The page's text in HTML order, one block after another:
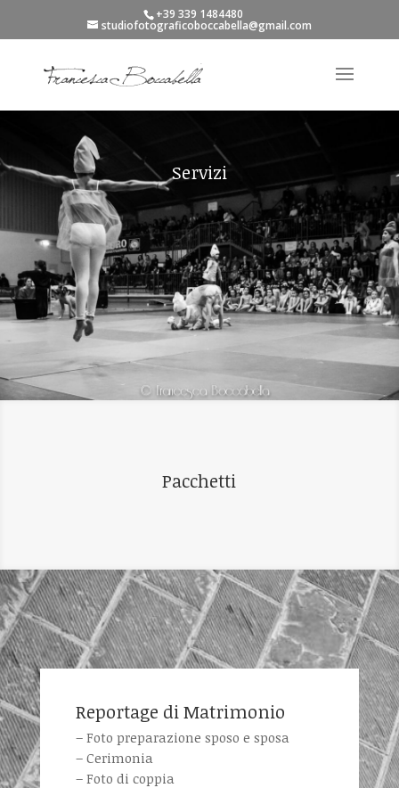
+39 339 1484480
studiofotograficoboccabella@gmail.com
Servizi
Pacchetti
Reportage di Matrimonio
– Foto preparazione sposo e sposa
– Cerimonia
– Foto di coppia